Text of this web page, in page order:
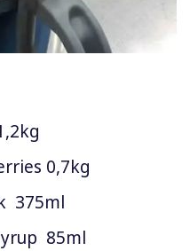
0,7kg
375ml
85ml